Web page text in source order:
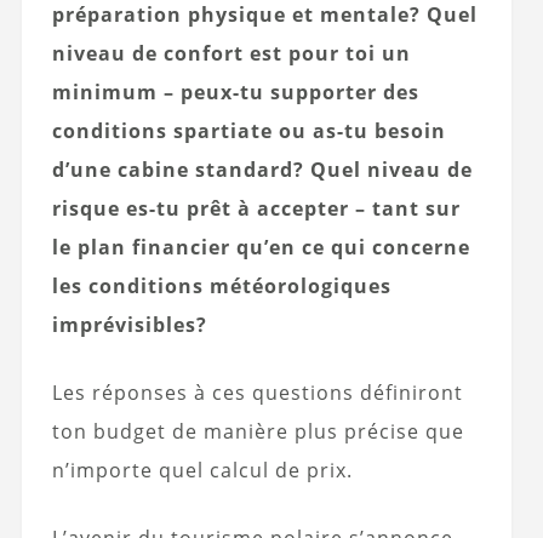
préparation physique et mentale? Quel
niveau de confort est pour toi un
minimum – peux-tu supporter des
conditions spartiate ou as-tu besoin
d’une cabine standard? Quel niveau de
risque es-tu prêt à accepter – tant sur
le plan financier qu’en ce qui concerne
les conditions météorologiques
imprévisibles?
Les réponses à ces questions définiront
ton budget de manière plus précise que
n’importe quel calcul de prix.